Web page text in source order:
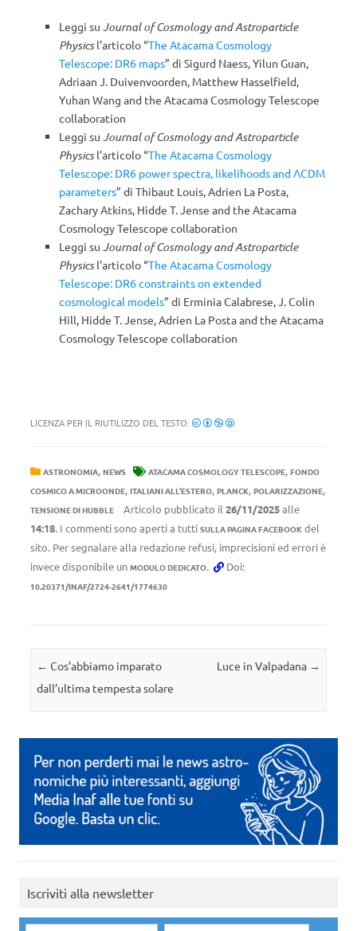
Leggi su Journal of Cosmology and Astroparticle
Physicsl’articolo “The Atacama Cosmology
Telescope: DR6 maps” di Sigurd Naess, Yilun Guan,
Adriaan J. Duivenvoorden, Matthew Hasselfield,
Yuhan Wang and the Atacama Cosmology Telescope
collaboration
Leggi su Journal of Cosmology and Astroparticle
Physicsl’articolo “The Atacama Cosmology
Telescope: DR6 power spectra, likelihoods and ΛCDM
parameters” di Thibaut Louis, Adrien La Posta,
Zachary Atkins, Hidde T. Jense and the Atacama
Cosmology Telescope collaboration
Leggi su Journal of Cosmology and Astroparticle
Physicsl’articolo “The Atacama Cosmology
Telescope: DR6 constraints on extended
cosmological models” di Erminia Calabrese, J. Colin
Hill, Hidde T. Jense, Adrien La Posta and the Atacama
Cosmology Telescope collaboration
LICENZA PER IL RIUTILIZZO DEL TESTO:
ASTRONOMIA, NEWS ATACAMA COSMOLOGY TELESCOPE, FONDO
COSMICO A MICROONDE, ITALIANI ALL'ESTERO, PLANCK, POLARIZZAZIONE,
TENSIONE DI HUBBLE Articolo pubblicato il 26/11/2025alle
14:18. I commenti sono aperti a tutti SULLA PAGINA FACEBOOK del
sito. Per segnalare alla redazione refusi, imprecisioni ed errori è
invece disponibile un MODULO DEDICATO. Doi:
10.20371/INAF/2724-2641/1774630
Navigazione articolo
← Cos’abbiamo imparato
dall’ultima tempesta solare
Luce in Valpadana →
Iscriviti alla newsletter